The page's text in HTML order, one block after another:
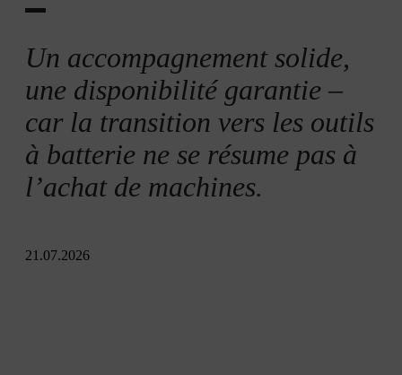
Un accompagnement solide,
une disponibilité garantie –
car la transition vers les outils
à batterie ne se résume pas à
l’achat de machines.
21.07.2026